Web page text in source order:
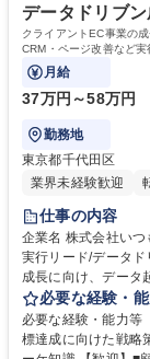
データドリブ
クライアントEC事業の
CRM・ページ改善など
大化を推進するポジショ
月給
37万円～58万円
勤務地
東京都千代田区
業界未経験歓迎
仕事の内容
企業名 株式会社いつも 求人名 ECグロースプランナー[複数チャネル
実行リード/データドリブン成長支援] 仕
成長に向け、データ
ページ改善など実行
果の最大化を推進するポジションで
の立案およびチャネ
善提案、広告・販促
必要な経験・
必要な経験・能力等
標達成に向けた戦略